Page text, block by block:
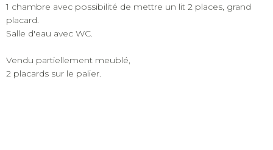
1 chambre avec possibilité de mettre un lit 2 places, grand
placard.
Salle d'eau avec WC.
Vendu partiellement meublé,
2 placards sur le palier.